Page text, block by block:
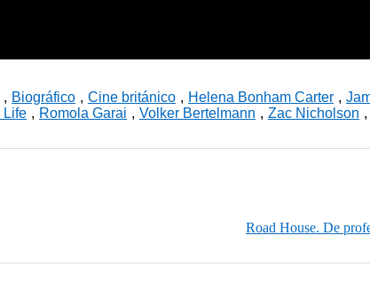
, Biográfico , Cine británico , Helena Bonham Carter ,
Life , Romola Garai , Volker Bertelmann , Zac Nicholson ,
Road House. De